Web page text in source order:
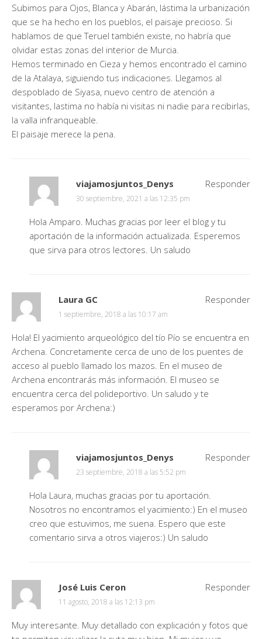
Subimos para Ojos, Blanca y Abarán, lástima la urbanización
que se ha hecho en los pueblos, el paisaje precioso. Si
hablamos de que Teruel también existe, no habría que
olvidar estas zonas del interior de Murcia.
Hemos terminado en Cieza y hemos encontrado el camino
de la Atalaya, siguiendo tus indicaciones. Llegamos al
despoblado de Siyasa, nuevo centro de atención a
visitantes, lastima no había ni visitas ni nadie para recibirlas,
la valla infranqueable.
El paisaje merece la pena.
viajamosjuntos_Denys
30 septiembre, 2021 a las 12:35 pm
Hola Amparo. Muchas gracias por leer el blog y tu
aportación de la información actualizada. Esperemos
que sirva para otros lectores. Un saludo
Responder
Laura GC
1 septiembre, 2018 a las 10:17 am
Hola! El yacimiento arqueológico del tío Pío se encuentra en
Archena. Concretamente cerca de uno de los puentes de
acceso al pueblo llamado los mazos. En el museo de
Archena encontrarás más información. El museo se
encuentra cerca del polideportivo. Un saludo y te
esperamos por Archena:)
Responder
viajamosjuntos_Denys
23 septiembre, 2018 a las 5:52 pm
Hola Laura, muchas gracias por tu aportación.
Nosotros no encontramos el yacimiento:) En el museo
creo que estuvimos, me suena. Espero que este
comentario sirva a otros viajeros:) Un saludo
Responder
José Luis Ceron
11 agosto, 2018 a las 12:13 pm
Muy interesante. Muy detallado con explicación y fotos que
Responder